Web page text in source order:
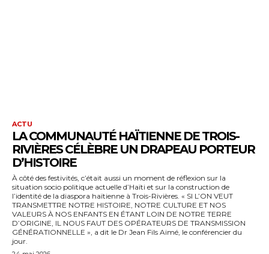
ACTU
LA COMMUNAUTÉ HAÏTIENNE DE TROIS-
RIVIÈRES CÉLÈBRE UN DRAPEAU PORTEUR
D’HISTOIRE
À côté des festivités, c’était aussi un moment de réflexion sur la
situation socio politique actuelle d’Haïti et sur la construction de
l’identité de la diaspora haïtienne à Trois-Rivières. « SI L’ON VEUT
TRANSMETTRE NOTRE HISTOIRE, NOTRE CULTURE ET NOS
VALEURS À NOS ENFANTS EN ÉTANT LOIN DE NOTRE TERRE
D’ORIGINE, IL NOUS FAUT DES OPÉRATEURS DE TRANSMISSION
GÉNÉRATIONNELLE », a dit le Dr Jean Fils Aimé, le conférencier du
jour.